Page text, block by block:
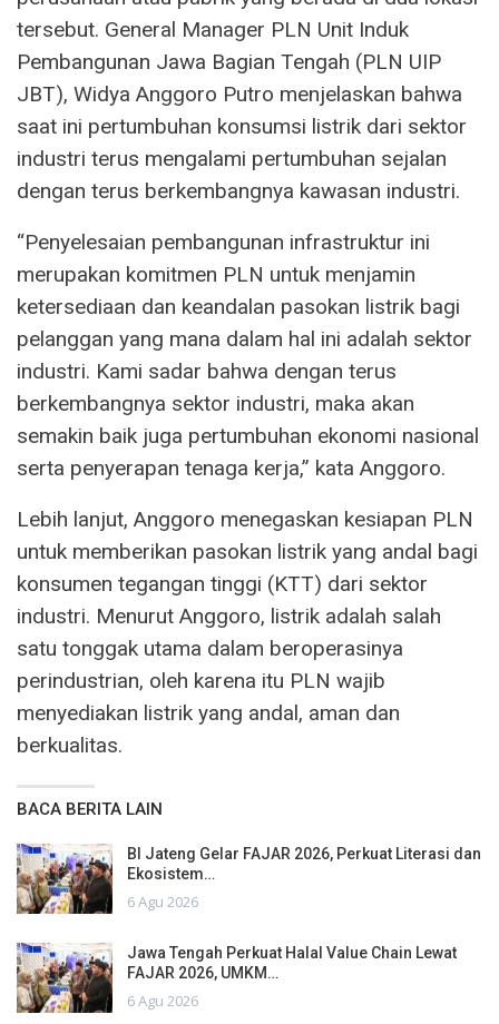
tersebut. General Manager PLN Unit Induk
Pembangunan Jawa Bagian Tengah (PLN UIP
JBT), Widya Anggoro Putro menjelaskan bahwa
saat ini pertumbuhan konsumsi listrik dari sektor
industri terus mengalami pertumbuhan sejalan
dengan terus berkembangnya kawasan industri.
“Penyelesaian pembangunan infrastruktur ini
merupakan komitmen PLN untuk menjamin
ketersediaan dan keandalan pasokan listrik bagi
pelanggan yang mana dalam hal ini adalah sektor
industri. Kami sadar bahwa dengan terus
berkembangnya sektor industri, maka akan
semakin baik juga pertumbuhan ekonomi nasional
serta penyerapan tenaga kerja,” kata Anggoro.
Lebih lanjut, Anggoro menegaskan kesiapan PLN
untuk memberikan pasokan listrik yang andal bagi
konsumen tegangan tinggi (KTT) dari sektor
industri. Menurut Anggoro, listrik adalah salah
satu tonggak utama dalam beroperasinya
perindustrian, oleh karena itu PLN wajib
menyediakan listrik yang andal, aman dan
berkualitas.
BACA BERITA LAIN
BI Jateng Gelar FAJAR 2026, Perkuat Literasi dan
Ekosistem…
6 Agu 2026
Jawa Tengah Perkuat Halal Value Chain Lewat
FAJAR 2026, UMKM…
6 Agu 2026